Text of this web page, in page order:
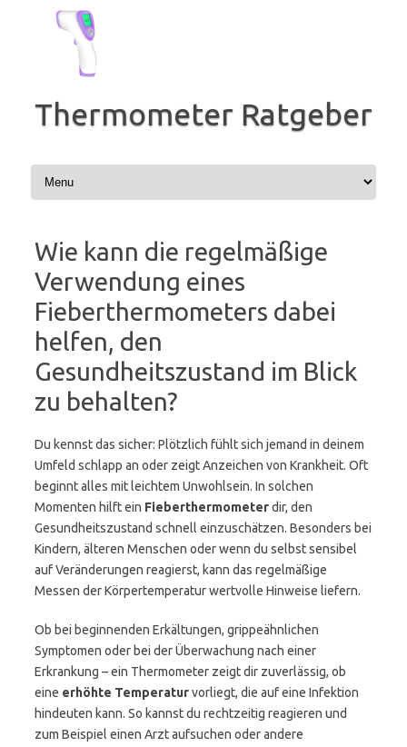
springen
Thermometer Ratgeber
Wie kann die regelmäßige
Verwendung eines
Fieberthermometers dabei
helfen, den
Gesundheitszustand im Blick
zu behalten?
Du kennst das sicher: Plötzlich fühlt sich jemand in deinem
Umfeld schlapp an oder zeigt Anzeichen von Krankheit. Oft
beginnt alles mit leichtem Unwohlsein. In solchen
Momenten hilft ein Fieberthermometerdir, den
Gesundheitszustand schnell einzuschätzen. Besonders bei
Kindern, älteren Menschen oder wenn du selbst sensibel
auf Veränderungen reagierst, kann das regelmäßige
Messen der Körpertemperatur wertvolle Hinweise liefern.
Ob bei beginnenden Erkältungen, grippeähnlichen
Symptomen oder bei der Überwachung nach einer
Erkrankung – ein Thermometer zeigt dir zuverlässig, ob
eine erhöhte Temperaturvorliegt, die auf eine Infektion
hindeuten kann. So kannst du rechtzeitig reagieren und
zum Beispiel einen Arzt aufsuchen oder andere